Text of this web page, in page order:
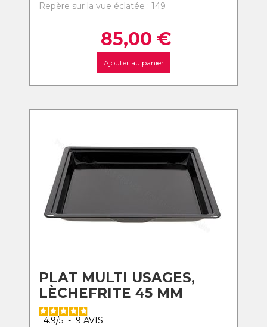
Repère sur la vue éclatée : 149
85,00 €
Ajouter au panier
PLAT MULTI USAGES,
LÈCHEFRITE 45 MM
4.9/5 - 9 AVIS